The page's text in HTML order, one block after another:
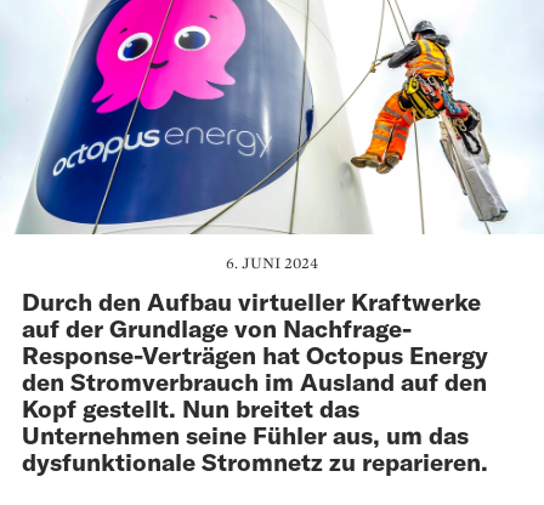
6. JUNI 2024
Durch den Aufbau virtueller Kraftwerke
auf der Grundlage von Nachfrage-
Response-Verträgen hat Octopus Energy
den Stromverbrauch im Ausland auf den
Kopf gestellt. Nun breitet das
Unternehmen seine Fühler aus, um das
dysfunktionale Stromnetz zu reparieren.